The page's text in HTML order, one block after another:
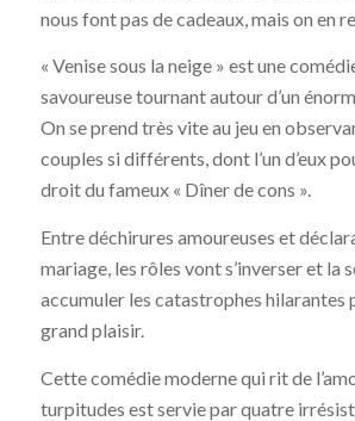
nous font pas de cadeaux, mais on en
« Venise sous la neige » est une
savoureuse tournant autour d’un
On se prend très vite au jeu en
couples si différents, dont l’un d’eux
droit du fameux « Dîner de cons ».
Entre déchirures amoureuses et
mariage, les rôles vont s’inverser et la
accumuler les catastrophes hilarantes
grand plaisir.
Cette comédie moderne qui rit de
turpitudes est servie par quatre